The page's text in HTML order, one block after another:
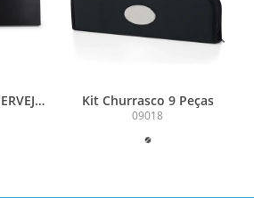
Kit Churrasco 9 Peças
09018